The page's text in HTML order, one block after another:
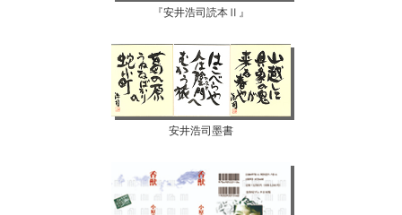
『安井浩司読本Ⅱ』
安井浩司墨書